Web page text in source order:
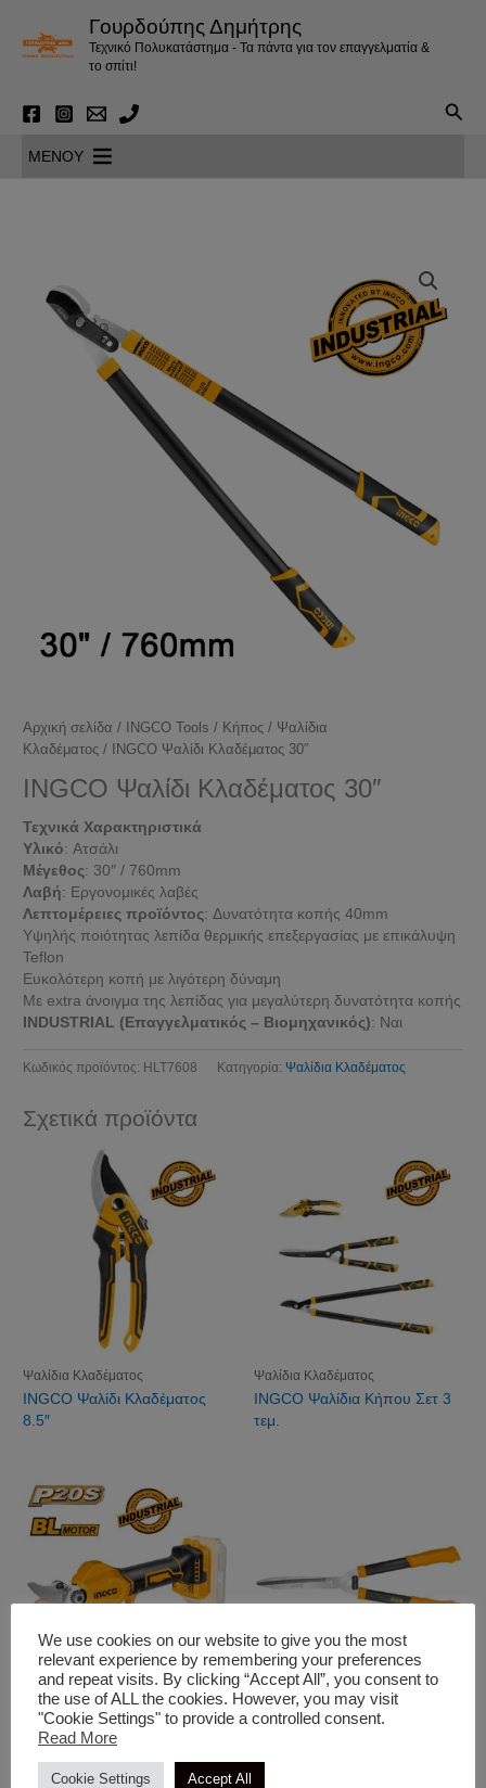
περιεχόμενο
Γουρδούπης Δημήτρης
Τεχνικό Πολυκατάστημα - Τα πάντα για τον επαγγελματία &
το σπίτι!
MENOY
Αρχική σελίδα / INGCO Tools / Κήπος / Ψαλίδια
Κλαδέματος / INGCO Ψαλίδι Κλαδέματος 30″
INGCO Ψαλίδι Κλαδέματος 30″
Τεχνικά Χαρακτηριστικά
Υλικό: Ατσάλι
Μέγεθος: 30″ / 760mm
Λαβή: Εργονομικές λαβές
Λεπτομέρειες προϊόντος: Δυνατότητα κοπής 40mm
Υψηλής ποιότητας λεπίδα θερμικής επεξεργασίας με επικάλυψη
Teflon
Ευκολότερη κοπή με λιγότερη δύναμη
Με extra άνοιγμα της λεπίδας για μεγαλύτερη δυνατότητα κοπής
INDUSTRIAL (Επαγγελματικός – Βιομηχανικός): Ναι
Κωδικός προϊόντος: HLT7608 Κατηγορία: Ψαλίδια Κλαδέματος
Σχετικά προϊόντα
Ψαλίδια Κλαδέματος
INGCO Ψαλίδι Κλαδέματος
8.5″
Ψαλίδια Κλαδέματος
INGCO Ψαλίδια Κήπου Σετ 3
τεμ.
20V Εργαλεία
INGCO Ψαλίδι Κλαδέματος
Ψαλίδια Κλαδέματος
We use cookies on our website to give you the most
relevant experience by remembering your preferences
and repeat visits. By clicking “Accept All”, you consent to
the use of ALL the cookies. However, you may visit
"Cookie Settings" to provide a controlled consent.
Read More
Cookie Settings Accept All